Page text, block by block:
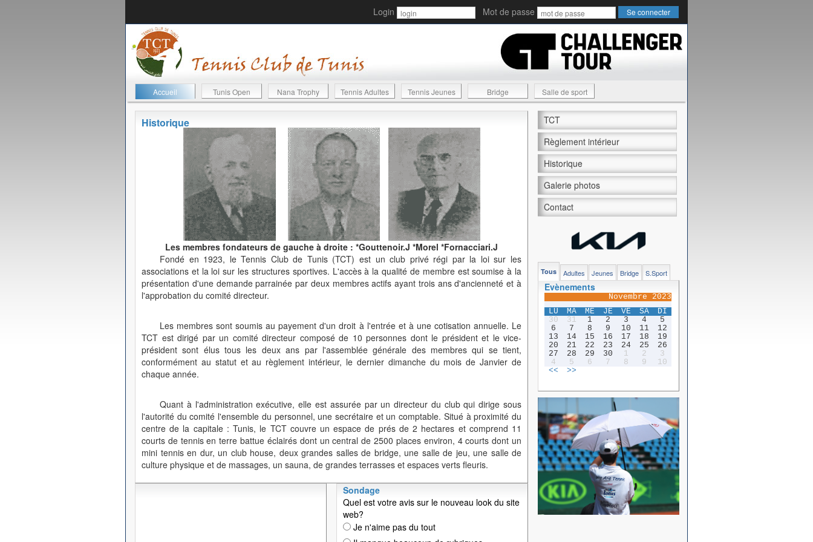
Login Mot de passe
Accueil Tunis Open Nana Trophy Tennis Adultes Tennis Jeunes Bridge Salle de sport
Historique
Les membres fondateurs de gauche à droite : *Gouttenoir.J *Morel *Fornacciari.J
Fondé en 1923, le Tennis Club de Tunis (TCT) est un club privé régi par la loi sur les
associations et la loi sur les structures sportives. L'accès à la qualité de membre est soumise à la
présentation d'une demande parrainée par deux membres actifs ayant trois ans d'ancienneté et à
l'approbation du comité directeur.
Les membres sont soumis au payement d'un droit à l'entrée et à une cotisation annuelle. Le
TCT est dirigé par un comité directeur composé de 10 personnes dont le président et le vice-
président sont élus tous les deux ans par l'assemblée générale des membres qui se tient,
conformément au statut et au règlement intérieur, le dernier dimanche du mois de Janvier de
chaque année.
Quant à l'administration exécutive, elle est assurée par un directeur du club qui dirige sous
l'autorité du comité l'ensemble du personnel, une secrétaire et un comptable. Situé à proximité du
centre de la capitale : Tunis, le TCT couvre un espace de prés de 2 hectares et comprend 11
courts de tennis en terre battue éclairés dont un central de 2500 places environ, 4 courts dont un
mini tennis en dur, un club house, deux grandes salles de bridge, une salle de jeu, une salle de
culture physique et de massages, un sauna, de grandes terrasses et espaces verts fleuris.
Sondage
Quel est votre avis sur le nouveau look du site
web?
Je n'aime pas du tout
TCT
Règlement intérieur
Historique
Galerie photos
Contact
Tous Adultes Jeunes Bridge S.Sport
Evènements
Novembre 2023
LU
MA ME JE VE SA
DI
30
31 1 2 3 4
5
6
7 8 9 10 11
12
13
14 15 16 17 18
19
20
21 22 23 24 25
26
27
28 29 30 1 2
3
4
5 6 7 8 9
10
<<
>>